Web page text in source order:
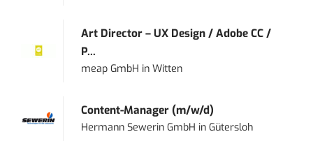
Art Director – UX Design / Adobe CC /
P...
meap GmbH inWitten
Content-Manager (m/w/d)
Hermann Sewerin GmbH inGütersloh